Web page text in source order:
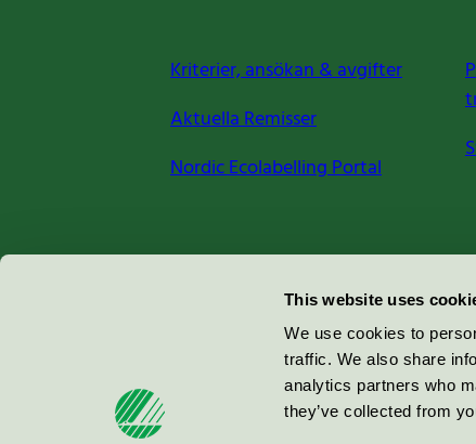
This website uses
We use cookies to
traffic. We also share
analytics partners who
they’ve collected from
Kriterier, ansökan & avgifter
Aktuella Remisser
Nordic Ecolabelling Portal
Miljömärkning Sverige AB
100 64